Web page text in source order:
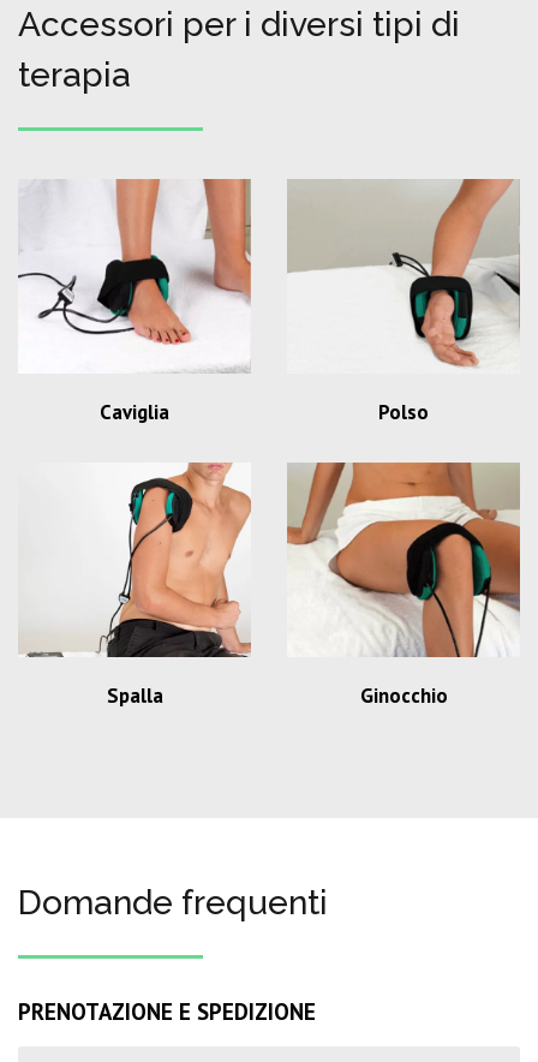
Accessori per i diversi tipi di
terapia
Caviglia Polso
Spalla Ginocchio
Domande frequenti
PRENOTAZIONE E SPEDIZIONE